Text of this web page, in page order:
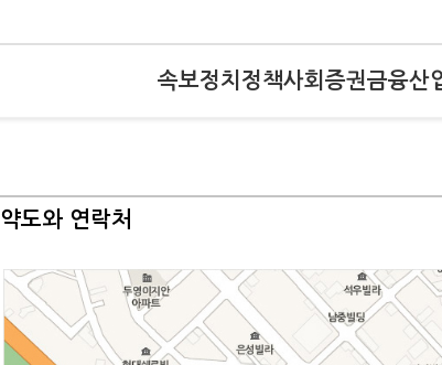
속보정치 정책사회 증권금융산
약도와 연락처